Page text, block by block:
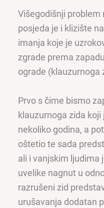
Višegodišnji
posjeda je i klizište
imanja koje je
zgrade prema
ograde (klauzurnoga
Prvo s čime bismo
klauzurnoga zida
nekoliko godina, a
oštetio te sada
ali i vanjskim ljudima
uvelike nagnut u
razrušeni zid
urušavanja dodatan